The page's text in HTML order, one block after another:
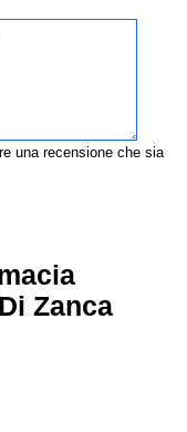
una recensione che sia
Zanca